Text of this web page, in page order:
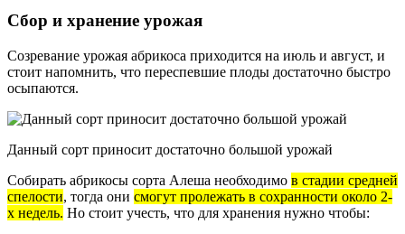
Сбор и хранение урожая
Созревание урожая абрикоса приходится на июль и август, и
стоит напомнить, что переспевшие плоды достаточно быстро
осыпаются.
Данный сорт приносит достаточно большой урожай
Собирать абрикосы сорта Алеша необходимо в стадии средней
спелости, тогда они смогут пролежать в сохранности около 2-
х недель. Но стоит учесть, что для хранения нужно чтобы: